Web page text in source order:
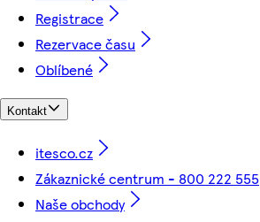
Registrace
Rezervace času
Oblíbené
Kontakt
itesco.cz
Zákaznické centrum - 800 222 555
Naše obchody